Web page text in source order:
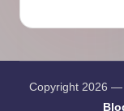
Copyright 2026 —